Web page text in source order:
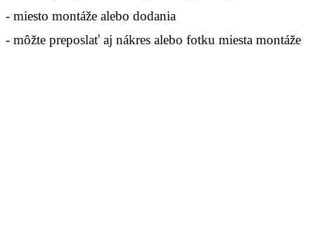
- miesto montáže alebo dodania
- môžte preposlať aj nákres alebo fotku miesta montáže